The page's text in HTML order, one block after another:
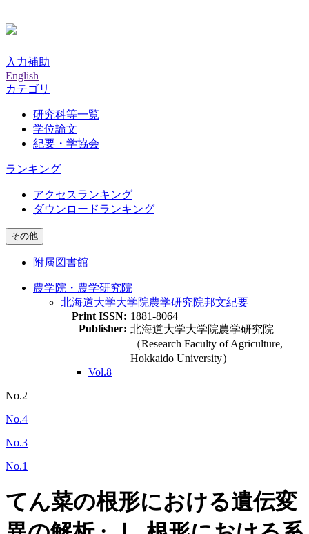
入力補助
English
カテゴリ
研究科等一覧
学位論文
紀要・学協会
ランキング
アクセスランキング
ダウンロードランキング
その他
附属図書館
農学院・農学研究院
北海道大学大学院農学研究院邦文紀要
Print ISSN: 1881-8064
Publisher: 北海道大学大学院農学研究院
（Research Faculty of Agriculture,
Hokkaido University）
Vol.8
No.2
No.4
No.3
No.1
てん菜の根形における遺伝変